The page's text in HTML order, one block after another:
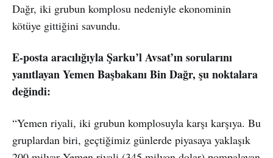
Dağr, iki grubun komplosu nedeniyle ekonominin
kötüye gittiğini savundu.
E-posta aracılığıyla Şarku’l Avsat’ın sorularını
yanıtlayan Yemen Başbakanı Bin Dağr, şu noktalara
değindi:
“Yemen riyali, iki grubun komplosuyla karşı karşıya. Bu
gruplardan biri, geçtiğimiz günlerde piyasaya yaklaşık